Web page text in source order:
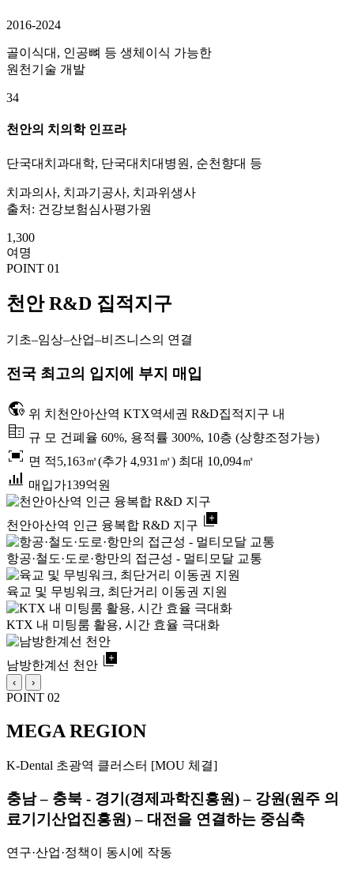
2016-2024
골이식대, 인공뼈 등 생체이식 가능한
원천기술 개발
34
천안의 치의학 인프라
단국대치과대학, 단국대치대병원, 순천향대 등
치과의사, 치과기공사, 치과위생사
출처: 건강보험심사평가원
1,300
여명
POINT 01
천안 R&D 집적지구
기초–임상–산업–비즈니스의 연결
전국 최고의 입지에 부지 매입
globe_location_pin 위 치 천안아산역 KTX역세권 R&D집적지구 내
corporate_fare 규 모 건폐율 60%, 용적률 300%, 10층 (상향조정가능)
fit_screen 면 적5,163㎡(추가 4,931㎡) 최대 10,094㎡
bar_chart_4_bars 매입가139억원
천안아산역 인근 융복합 R&D 지구 library_add
항공·철도·도로·항만의 접근성 - 멀티모달 교통
육교 및 무빙워크, 최단거리 이동권 지원
KTX 내 미팅룸 활용, 시간 효율 극대화
남방한계선 천안 library_add
‹ ›
POINT 02
MEGA REGION
K-Dental 초광역 클러스터 [MOU 체결]
충남 – 충북 - 경기(경제과학진흥원) – 강원(원주 의
료기기산업진흥원) – 대전을 연결하는 중심축
연구·산업·정책이 동시에 작동